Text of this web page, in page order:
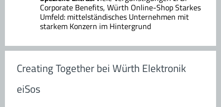
Corporate Benefits, Würth Online-Shop Starkes
Umfeld: mittelständisches Unternehmen mit
starkem Konzern im Hintergrund
Creating Together bei Würth Elektronik
eiSos